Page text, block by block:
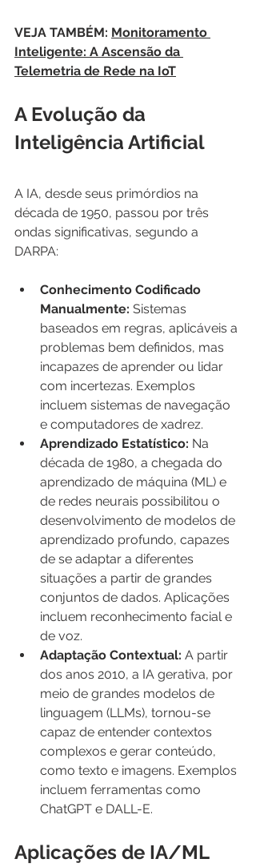
VEJA TAMBÉM: Monitoramento
Inteligente: A Ascensão da
Telemetria de Rede na IoT
A Evolução da
Inteligência Artificial
A IA, desde seus primórdios na
década de 1950, passou por três
ondas significativas, segundo a
DARPA:
Conhecimento Codificado
Manualmente: Sistemas
baseados em regras, aplicáveis a
problemas bem definidos, mas
incapazes de aprender ou lidar
com incertezas. Exemplos
incluem sistemas de navegação
e computadores de xadrez.
Aprendizado Estatístico: Na
década de 1980, a chegada do
aprendizado de máquina (ML) e
de redes neurais possibilitou o
desenvolvimento de modelos de
aprendizado profundo, capazes
de se adaptar a diferentes
situações a partir de grandes
conjuntos de dados. Aplicações
incluem reconhecimento facial e
de voz.
Adaptação Contextual: A partir
dos anos 2010, a IA gerativa, por
meio de grandes modelos de
linguagem (LLMs), tornou-se
capaz de entender contextos
complexos e gerar conteúdo,
como texto e imagens. Exemplos
incluem ferramentas como
ChatGPT e DALL-E.
Aplicações de IA/ML